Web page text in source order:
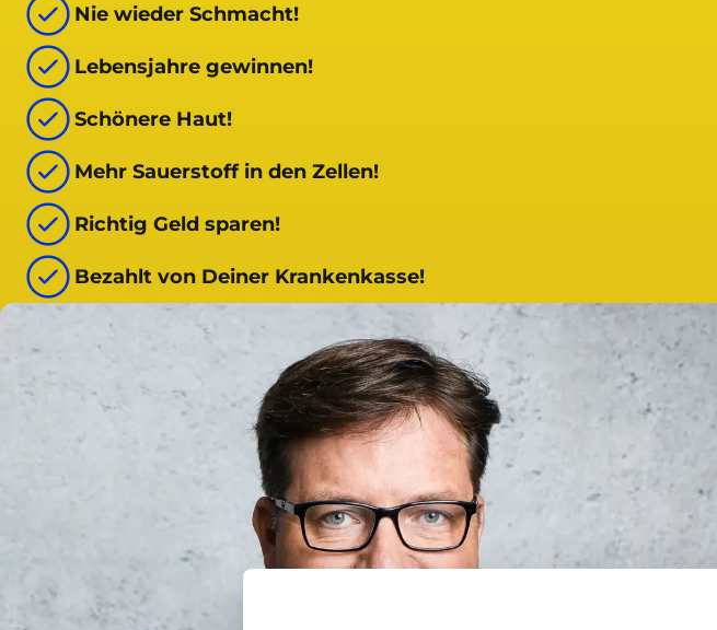
Nie wieder Schmacht!
Lebensjahre gewinnen!
Schönere Haut!
Mehr Sauerstoff in den Zellen!
Richtig Geld sparen!
Bezahlt von Deiner Krankenkasse!